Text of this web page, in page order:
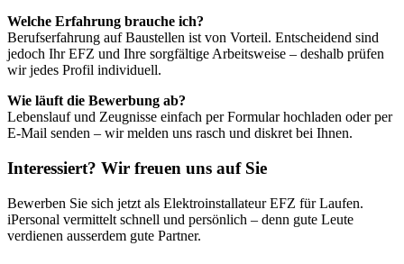
Welche Erfahrung brauche ich?
Berufserfahrung auf Baustellen ist von Vorteil. Entscheidend sind
jedoch Ihr EFZ und Ihre sorgfältige Arbeitsweise – deshalb prüfen
wir jedes Profil individuell.
Wie läuft die Bewerbung ab?
Lebenslauf und Zeugnisse einfach per Formular hochladen oder per
E-Mail senden – wir melden uns rasch und diskret bei Ihnen.
Interessiert? Wir freuen uns auf Sie
Bewerben Sie sich jetzt als Elektroinstallateur EFZ für Laufen.
iPersonal vermittelt schnell und persönlich – denn gute Leute
verdienen ausserdem gute Partner.